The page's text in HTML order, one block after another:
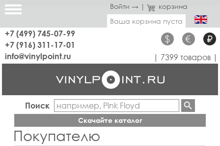
Войти → |
корзина
Ваша корзина пуста
+7 (499) 745-07-99
+7 (916) 311-17-01
$ € ₽
info@vinylpoint.ru | 7399 товаров |
Поиск
Скачайте каталог
Покупателю